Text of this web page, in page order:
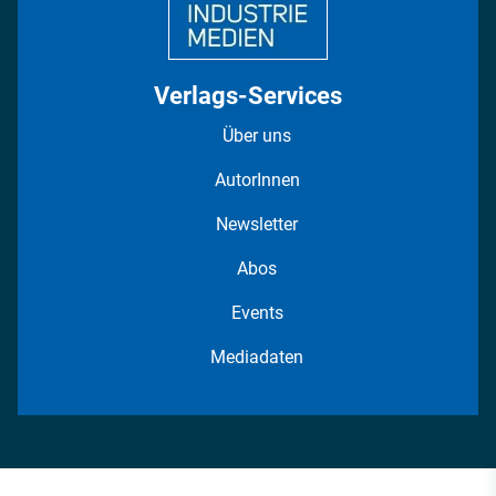
Verlags-Services
Über uns
AutorInnen
Newsletter
Abos
Events
Mediadaten